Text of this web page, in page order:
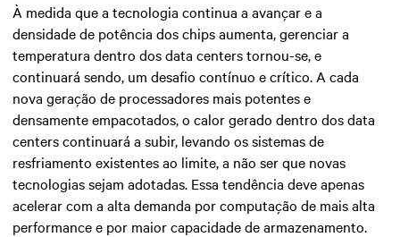
À medida que a tecnologia continua a avançar e a
densidade de potência dos chips aumenta, gerenciar a
temperatura dentro dos data centers tornou-se, e
continuará sendo, um desafio contínuo e crítico. A cada
nova geração de processadores mais potentes e
densamente empacotados, o calor gerado dentro dos data
centers continuará a subir, levando os sistemas de
resfriamento existentes ao limite, a não ser que novas
tecnologias sejam adotadas. Essa tendência deve apenas
acelerar com a alta demanda por computação de mais alta
performance e por maior capacidade de armazenamento.